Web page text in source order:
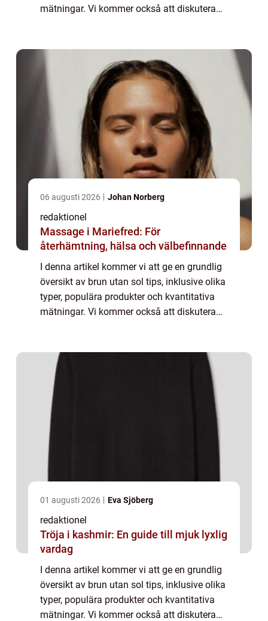
mätningar. Vi kommer också att diskutera
06 augusti 2026 Johan Norberg
redaktionel
Massage i Mariefred: För
återhämtning, hälsa och välbefinnande
I denna artikel kommer vi att ge en grundlig
översikt av brun utan sol tips, inklusive olika
typer, populära produkter och kvantitativa
mätningar. Vi kommer också att diskutera
01 augusti 2026 Eva Sjöberg
redaktionel
Tröja i kashmir: En guide till mjuk lyxlig
vardag
I denna artikel kommer vi att ge en grundlig
översikt av brun utan sol tips, inklusive olika
typer, populära produkter och kvantitativa
mätningar. Vi kommer också att diskutera